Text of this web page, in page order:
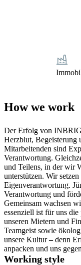
How we work
Der Erfolg von
Herzblut, Begeisterung
Mitarbeitenden sind
Verantwortung.
und Teilens, in der wir
unterstützen. Wir
Eigenverantwortung.
Verantwortung und
Gemeinsam wachsen
essenziell ist für uns
unseren Mietern und
Teamgeist sowie
unsere Kultur – denn
anpacken und uns
Working style